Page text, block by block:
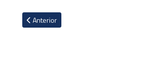
Artículo anterior: Fernando
Anterior